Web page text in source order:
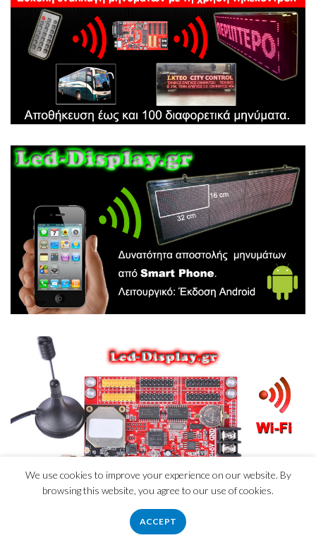
We use cookies to improve your experience on our website. By
browsing this website, you agree to our use of cookies.
ACCEPT